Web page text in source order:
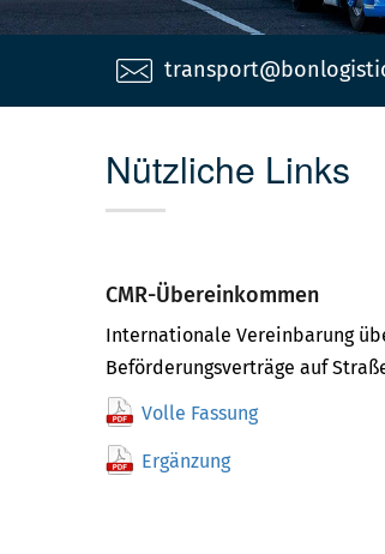
Nützliche Links
CMR-Übereinkommen
Internationale Vereinbarung
Beförderungsverträge auf
Volle Fassung
Ergänzung